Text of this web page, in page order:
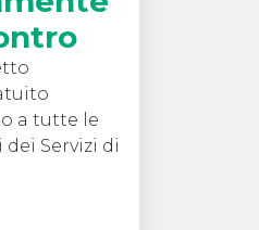
a tutte le
Servizi di